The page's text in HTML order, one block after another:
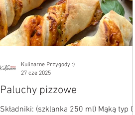
Paluchy pizzowe
Składniki: (szklanka 250 ml) Mąką typ 00
Kulinarne Przygody :)
27 cze 2025